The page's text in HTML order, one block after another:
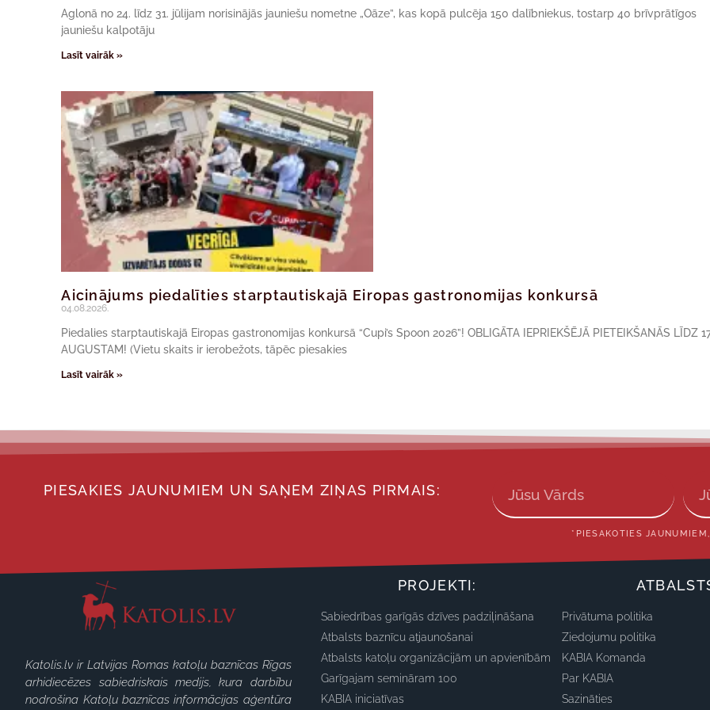
Aglonā no 24. līdz 31. jūlijam norisinājās jauniešu nometne „Oāze”, kas kopā pulcēja 150 dalībniekus, tostarp 40 brīvprātīgos
jauniešu kalpotāju
Lasīt vairāk »
Aicinājums piedalīties starptautiskajā Eiropas gastronomijas konkursā
04.08.2026.
Piedalies starptautiskajā Eiropas gastronomijas konkursā “Cupi’s Spoon 2026”! OBLIGĀTA IEPRIEKŠĒJĀ PIETEIKŠANĀS LĪDZ
AUGUSTAM! (Vietu skaits ir ierobežots, tāpēc piesakies
Lasīt vairāk »
PIESAKIES JAUNUMIEM UN SAŅEM ZIŅAS PIRMAIS:
*PIESAKOTIES
Katolis.lv ir Latvijas Romas katoļu baznīcas Rīgas
arhidiecēzes sabiedriskais medijs, kura darbību
nodrošina Katoļu baznīcas informācijas aģentūra
PROJEKTI:
Sabiedrības garīgās dzīves padziļināšana
Atbalsts baznīcu atjaunošanai
Atbalsts katoļu organizācijām un apvienībām
Garīgajam semināram 100
KABIA iniciatīvas
Privātuma politika
Ziedojumu politika
KABIA Komanda
Par KABIA
Sazināties